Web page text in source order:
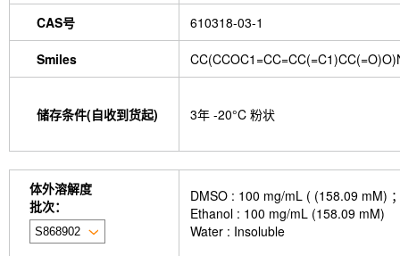
CAS号 610318-03-1
Smiles
储存条件(自收到货起) 3年 -20°C 粉状
体外溶解度
批次：
DMSO : 100 mg/mL ( (158.09 mM)
Ethanol : 100 mg/mL (158.09 mM)
Water : Insoluble